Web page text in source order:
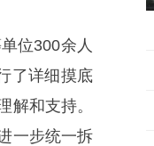
位300余人
了详细摸底
解和支持。
一步统一拆